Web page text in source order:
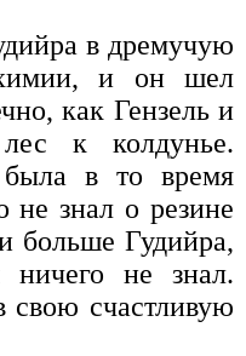
в дремучую
и он шел
как Гензель и
к колдунье.
была в то время
не знал о резине
больше Гудийра,
не знал.
свою счастливую